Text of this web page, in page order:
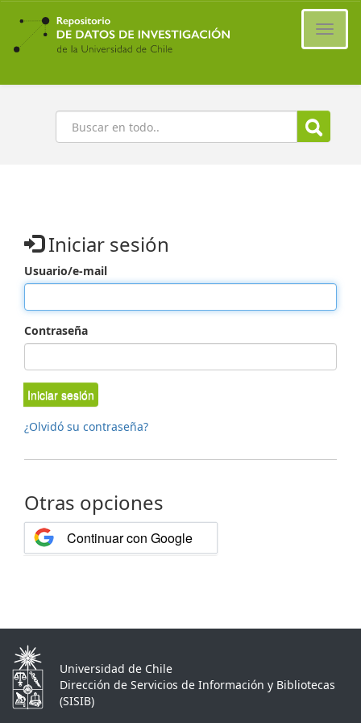
Ir
contenido
principal
Buscar
Iniciar sesión
Usuario/e-mail
Contraseña
Iniciar sesión
¿Olvidó su contraseña?
Otras opciones
Continuar con Google
Universidad de Chile
Dirección de Servicios de Información y Bibliotecas
(SISIB)